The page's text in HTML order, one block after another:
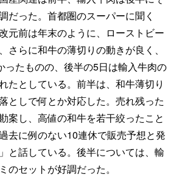
だった。首都圏のスーパーに聞く
元前は年末のように、ローストビー
さらに和牛の薄切りの動きが良く、
ったものの、後半の5日は輸入牛肉の
たとしている。前半は、和牛薄切り
としで何とか対応した。売れ残った
案し、高値の和牛を若干絞ったこと
去に例のない10連休で販売予想と発
と話している。後半については、輸
のセットが好調だった。